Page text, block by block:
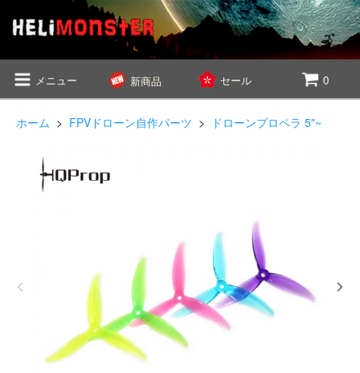
メニュー 新商品 セール 0
ホーム > FPVドローン自作パーツ > ドローンプロペラ 5"~